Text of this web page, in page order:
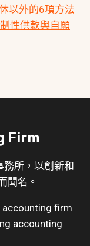
以外的6項方法
性供款與自願
Firm
務所，以創新和
聞名。
accounting firm
accounting